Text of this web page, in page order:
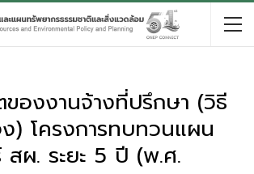
ของงานจ้างที่ปรึกษา (วิธี
ง) โครงการทบทวนแผน
สผ. ระยะ 5 ปี (พ.ศ.